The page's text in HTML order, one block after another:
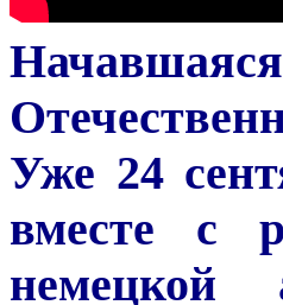
Уже 24
вместе с